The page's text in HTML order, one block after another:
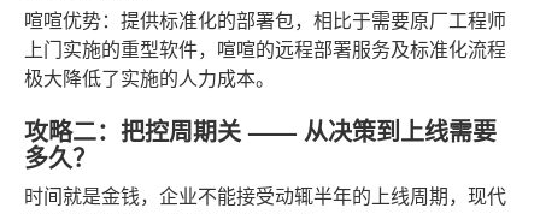
喧喧优势：提供标准化的部署包，相比于需要原厂工程师
上门实施的重型软件，喧喧的远程部署服务及标准化流程
极大降低了实施的人力成本。
攻略二：把控周期关 —— 从决策到上线需要
多久？
时间就是金钱，企业不能接受动辄半年的上线周期，现代